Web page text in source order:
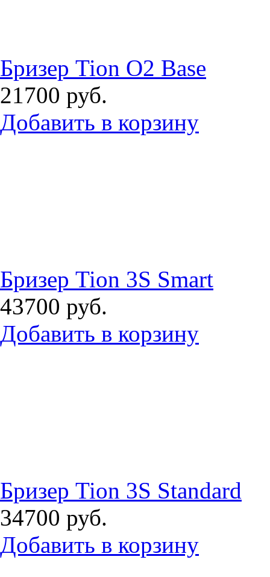
Бризер Tion O2 Base
21700 руб.
Добавить в корзину
Бризер Tion 3S Smart
43700 руб.
Добавить в корзину
Бризер Tion 3S Standard
34700 руб.
Добавить в корзину